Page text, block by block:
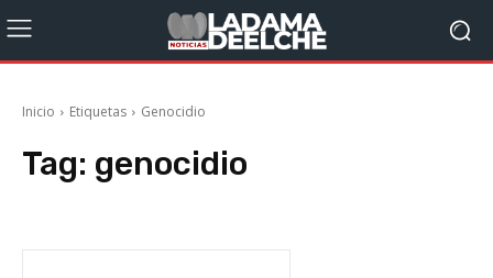
Inicio Etiquetas Genocidio
Tag: genocidio